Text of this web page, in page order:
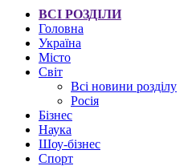
ВСІ РОЗДІЛИ
Головна
Україна
Місто
Світ
Всі новини розділу
Росія
Бізнес
Наука
Шоу-бізнес
Спорт